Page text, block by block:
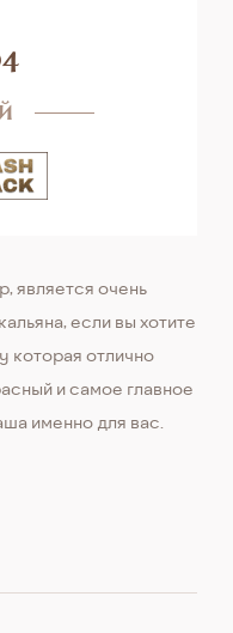
является очень
если вы хотите
которая отлично
и самое главное
именно для вас.